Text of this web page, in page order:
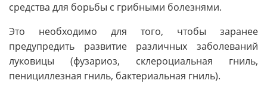
средства для борьбы с грибными болезнями.
Это необходимо для того, чтобы заранее
предупредить развитие различных заболеваний
луковицы (фузариоз, склероциальная гниль,
пенициллезная гниль, бактериальная гниль).